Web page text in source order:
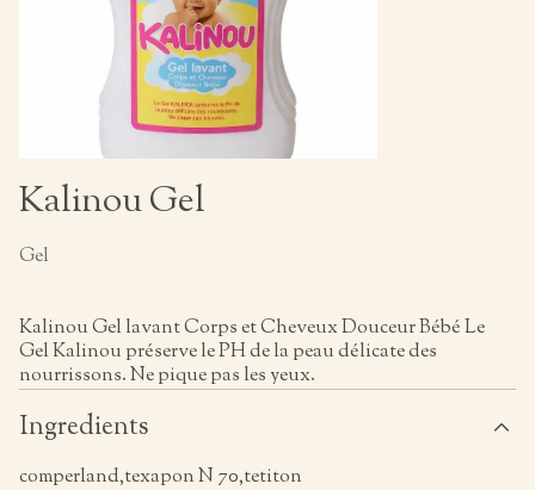
Kalinou Gel
Gel
Kalinou Gel lavant Corps et Cheveux Douceur Bébé Le
Gel Kalinou préserve le PH de la peau délicate des
nourrissons. Ne pique pas les yeux.
Ingredients
comperland,texapon N 70,tetiton